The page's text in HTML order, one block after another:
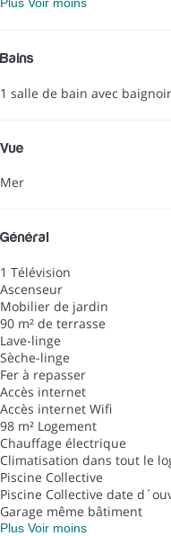
Plus Voir moins
Bains
1 salle de bain avec
Vue
Mer
Général
1 Télévision
Ascenseur
Mobilier de jardin
90 m² de terrasse
Lave-linge
Sèche-linge
Fer à repasser
Accès internet
Accès internet Wifi
98 m² Logement
Chauffage électrique
Climatisation dans tout le
Piscine Collective
Piscine Collective date
Garage même bâtiment
Plus Voir moins